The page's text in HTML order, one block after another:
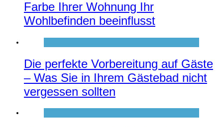
Farbe Ihrer Wohnung Ihr
Wohlbefinden beeinflusst
Die perfekte Vorbereitung auf Gäste
– Was Sie in Ihrem Gästebad nicht
vergessen sollten